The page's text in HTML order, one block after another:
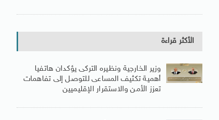
الأكثر قراءة
وزير الخارجية ونظيره التركى يؤكدان هاتفيا
أهمية تكثيف المساعى للتوصل إلى تفاهمات
تعزز الأمن والاستقرار الإقليميين